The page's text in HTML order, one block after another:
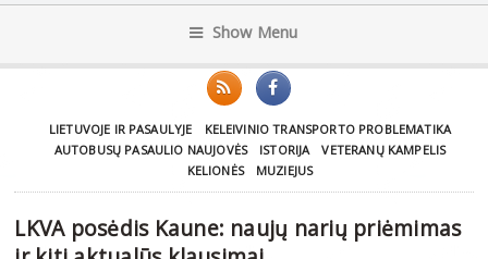
Show Menu
LIETUVOJE IR PASAULYJE
KELEIVINIO TRANSPORTO PROBLEMATIKA
AUTOBUSŲ PASAULIO NAUJOVĖS
ISTORIJA
VETERANŲ KAMPELIS
KELIONĖS
MUZIEJUS
LKVA posėdis Kaune: naujų narių priėmimas